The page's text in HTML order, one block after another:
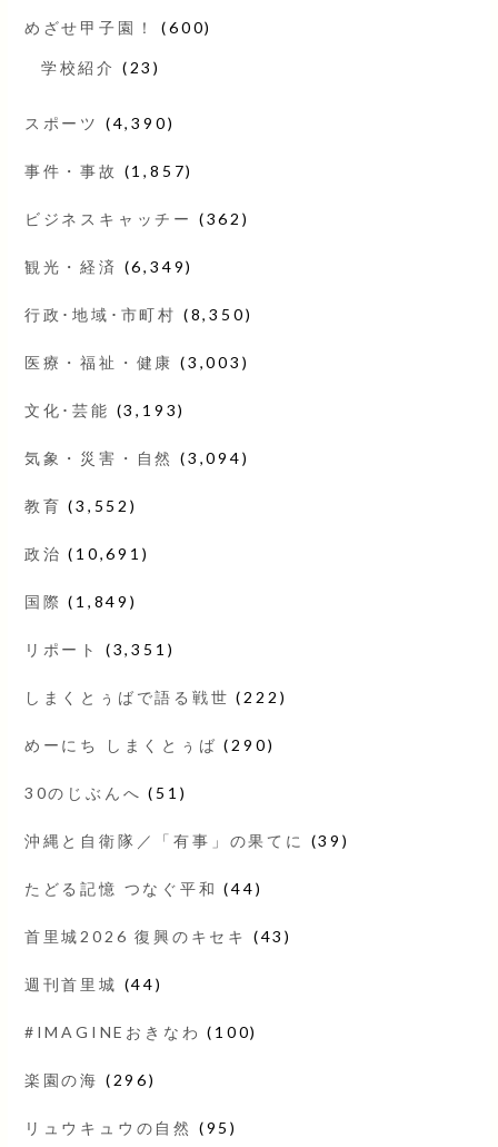
めざせ甲子園！ (600)
学校紹介 (23)
スポーツ (4,390)
事件・事故 (1,857)
ビジネスキャッチー (362)
観光・経済 (6,349)
行政･地域･市町村 (8,350)
医療・福祉・健康 (3,003)
文化･芸能 (3,193)
気象・災害・自然 (3,094)
教育 (3,552)
政治 (10,691)
国際 (1,849)
リポート (3,351)
しまくとぅばで語る戦世 (222)
めーにち しまくとぅば (290)
30のじぶんへ (51)
沖縄と自衛隊／「有事」の果てに (39)
たどる記憶 つなぐ平和 (44)
首里城2026 復興のキセキ (43)
週刊首里城 (44)
#IMAGINEおきなわ (100)
楽園の海 (296)
リュウキュウの自然 (95)